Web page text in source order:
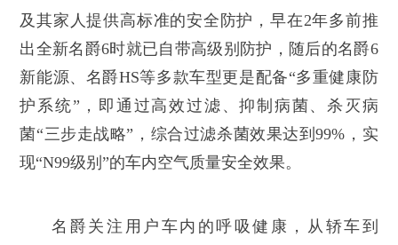
及其家人提供高标准的安全防护，早在2年多前推
出全新名爵6时就已自带高级别防护，随后的名爵6
新能源、名爵HS等多款车型更是配备“多重健康防
护系统”，即通过高效过滤、抑制病菌、杀灭病
菌“三步走战略”，综合过滤杀菌效果达到99%，实
现“N99级别”的车内空气质量安全效果。
名爵关注用户车内的呼吸健康，从轿车到